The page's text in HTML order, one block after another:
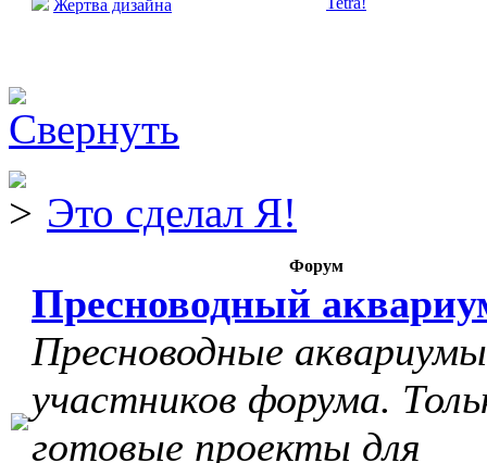
Жертва дизайна
Это сделал Я!
Форум
Пресноводный
Пресноводные аквариумы
участников форума.
готовые проекты для